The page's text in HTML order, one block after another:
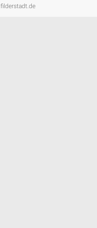
filderstadt.de